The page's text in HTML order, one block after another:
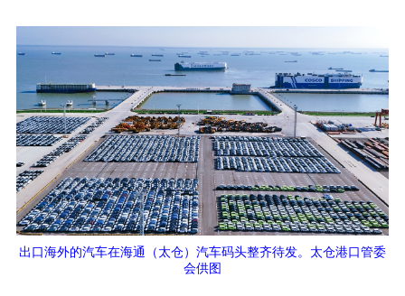
出口海外的汽车在海通（太仓）汽车码头整齐待发。太仓港口管委
会供图